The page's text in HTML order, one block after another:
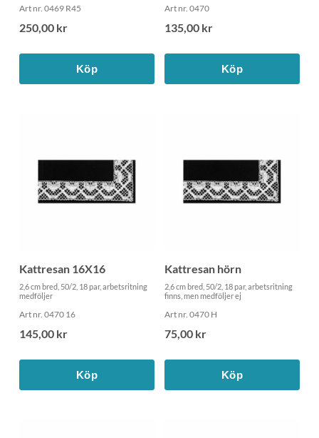
Art nr. 0469 R45
250,00 kr
Köp
Art nr. 0470
135,00 kr
Köp
Kattresan 16X16
2,6 cm bred, 50/2, 18 par, arbetsritning
medföljer
Art nr. 0470 16
145,00 kr
Köp
Kattresan hörn
2,6 cm bred, 50/2, 18 par, arbetsritning
finns, men medföljer ej
Art nr. 0470 H
75,00 kr
Köp